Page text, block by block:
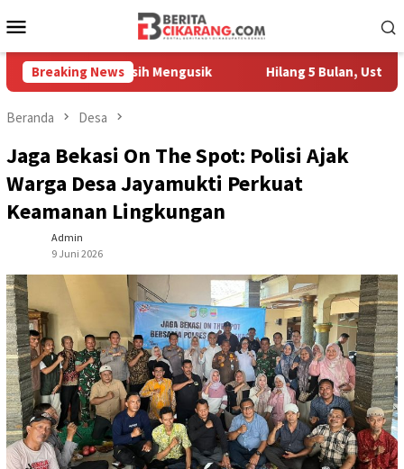
ke
Mobile
Breaking News
Masih Mengusik Hilang 5 Bulan, Ustadz Ujang
Beranda Desa
Jaga Bekasi On The Spot: Polisi Ajak
Warga Desa Jayamukti Perkuat
Keamanan Lingkungan
Admin
9 Juni 2026